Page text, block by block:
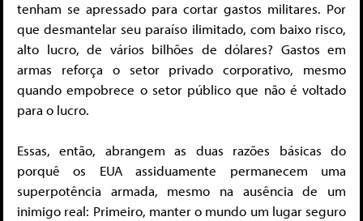
tenham se apressado para cortar gastos militares. Por
que desmantelar seu paraíso ilimitado, com baixo risco,
alto lucro, de vários bilhões de dólares? Gastos em
armas reforça o setor privado corporativo, mesmo
quando empobrece o setor público que não é voltado
para o lucro.
Essas, então, abrangem as duas razões básicas do
porquê os EUA assiduamente permanecem uma
superpotência armada, mesmo na ausência de um
inimigo real: Primeiro, manter o mundo um lugar seguro